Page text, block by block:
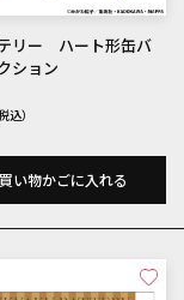
リー ハート形缶バ
ション
買い物かごに入れる